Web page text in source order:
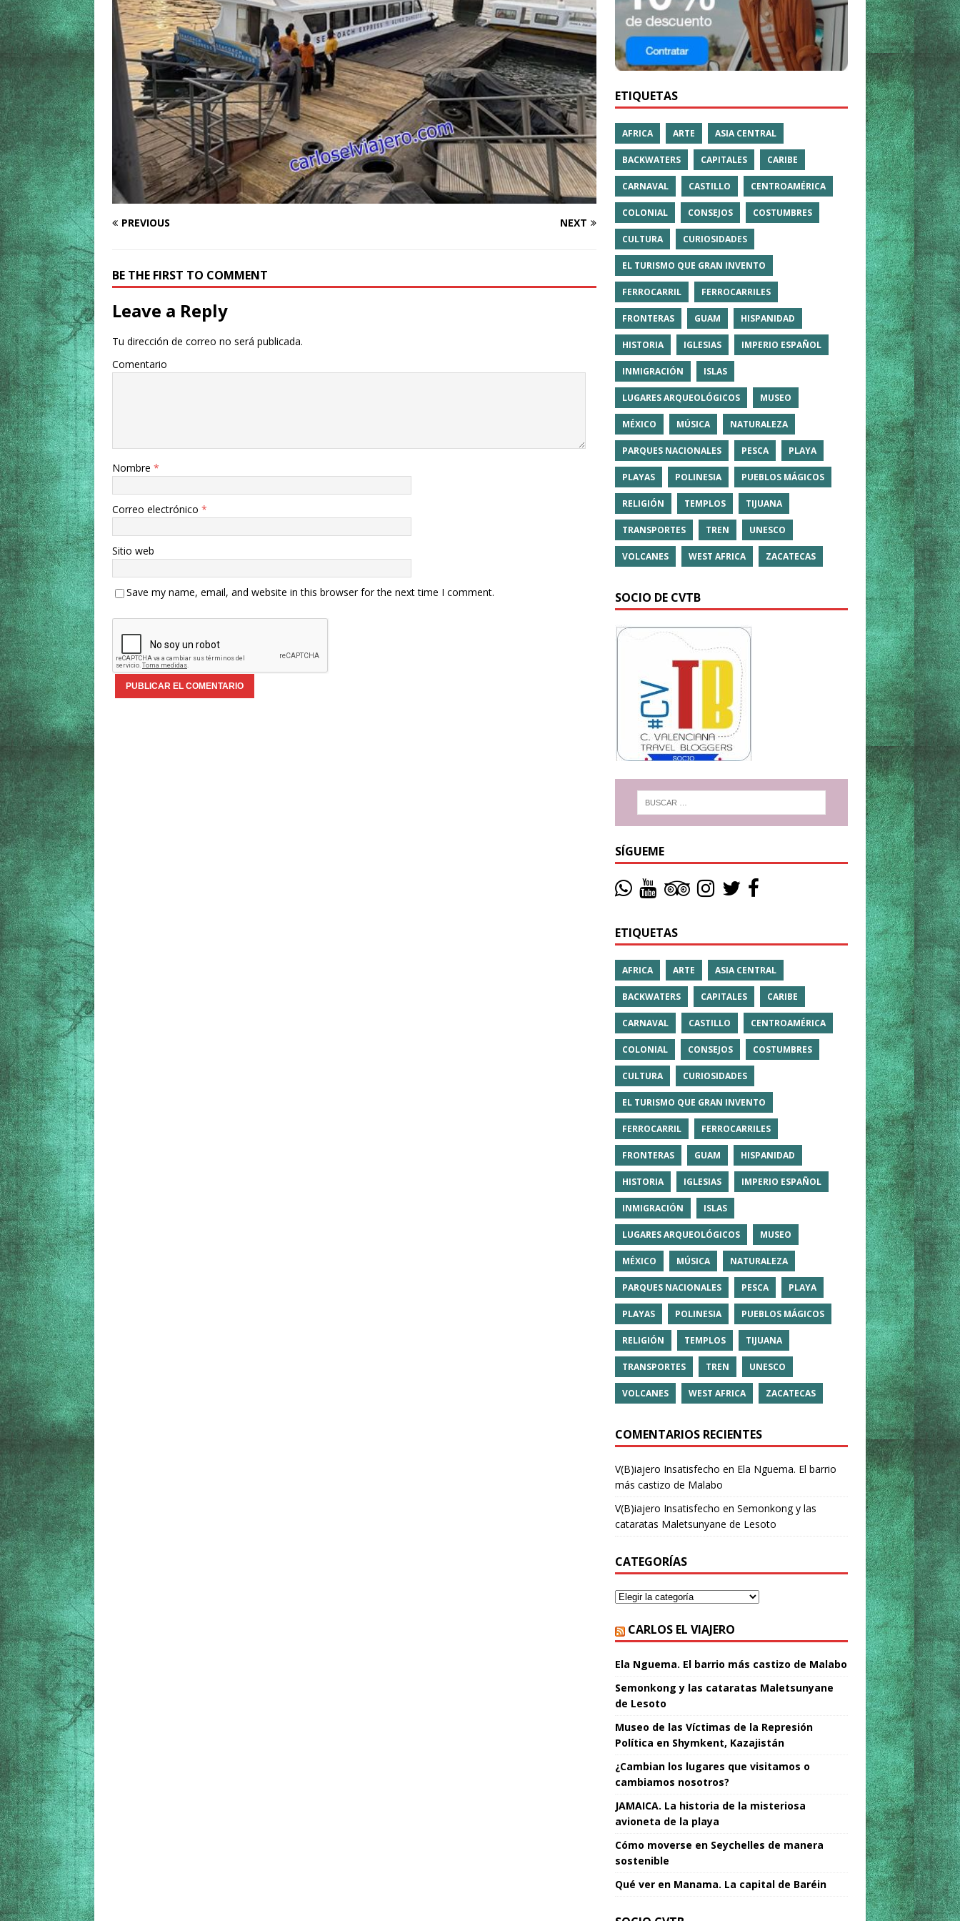
PREVIOUS NEXT
BE THE FIRST TO COMMENT
Leave a Reply
Tu dirección de correo no será publicada.
Comentario
Nombre *
Correo electrónico *
Sitio web
Save my name, email, and website in this browser for the next time I comment.
ETIQUETAS
AFRICA ARTE ASIA CENTRAL
BACKWATERS CAPITALES CARIBE
CARNAVAL CASTILLO CENTROAMÉRICA
COLONIAL CONSEJOS COSTUMBRES
CULTURA CURIOSIDADES
EL TURISMO QUE GRAN INVENTO
FERROCARRIL FERROCARRILES
FRONTERAS GUAM HISPANIDAD
HISTORIA IGLESIAS IMPERIO ESPAÑOL
INMIGRACIÓN ISLAS
LUGARES ARQUEOLÓGICOS MUSEO
MÉXICO MÚSICA NATURALEZA
PARQUES NACIONALES PESCA PLAYA
PLAYAS POLINESIA PUEBLOS MÁGICOS
RELIGIÓN TEMPLOS TIJUANA
TRANSPORTES TREN UNESCO
VOLCANES WEST AFRICA ZACATECAS
SOCIO DE CVTB
SÍGUEME
ETIQUETAS
AFRICA ARTE ASIA CENTRAL
BACKWATERS CAPITALES CARIBE
CARNAVAL CASTILLO CENTROAMÉRICA
COLONIAL CONSEJOS COSTUMBRES
CULTURA CURIOSIDADES
EL TURISMO QUE GRAN INVENTO
FERROCARRIL FERROCARRILES
FRONTERAS GUAM HISPANIDAD
HISTORIA IGLESIAS IMPERIO ESPAÑOL
INMIGRACIÓN ISLAS
LUGARES ARQUEOLÓGICOS MUSEO
MÉXICO MÚSICA NATURALEZA
PARQUES NACIONALES PESCA PLAYA
PLAYAS POLINESIA PUEBLOS MÁGICOS
RELIGIÓN TEMPLOS TIJUANA
TRANSPORTES TREN UNESCO
VOLCANES WEST AFRICA ZACATECAS
COMENTARIOS RECIENTES
V(B)iajero Insatisfecho en Ela Nguema. El barrio
más castizo de Malabo
V(B)iajero Insatisfecho en Semonkong y las
cataratas Maletsunyane de Lesoto
CATEGORÍAS
CARLOS EL VIAJERO
Ela Nguema. El barrio más castizo de Malabo
Semonkong y las cataratas Maletsunyane
de Lesoto
Museo de las Víctimas de la Represión
Política en Shymkent, Kazajistán
¿Cambian los lugares que visitamos o
cambiamos nosotros?
JAMAICA. La historia de la misteriosa
avioneta de la playa
Cómo moverse en Seychelles de manera
sostenible
Qué ver en Manama. La capital de Baréin